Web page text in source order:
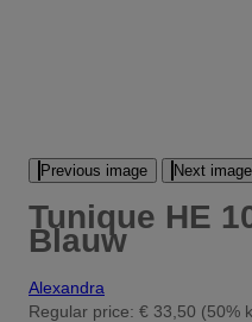
Previous image Next image
Tunique HE
Blauw
Alexandra
Regular price: € 33,50 (50%